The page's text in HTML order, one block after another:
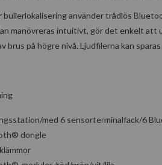
använder trådlös
manövreras intuitivt, gör det enkelt att
brus på högre nivå. Ljudfilerna kan
med 6 sensorterminalfack/6
dongle